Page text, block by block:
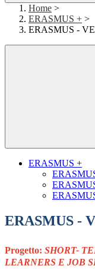
Home >
ERASMUS + >
ERASMUS -
ERASMUS +
ERASMUS -
Progetto: SHORT-
LEARNERS E JOB